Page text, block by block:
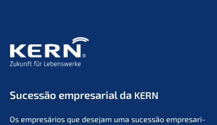
Suces­são empre­sa­ri­al da KERN
Os empresá­ri­os que desejam uma suces­são empre­sa­ri­